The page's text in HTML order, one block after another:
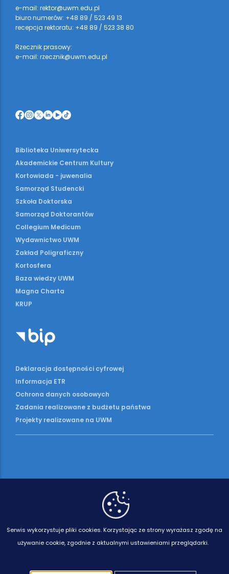
e-mail: rektor@uwm.edu.pl
biuro numerów: +48 89 / 523 49 13
recepcja rektoratu: +48 89 / 523 38 80
Rzecznik prasowy:
e-mail: rzecznik@uwm.edu.pl
Biblioteka Uniwersytecka
Akademickie Centrum Kultury
Kortowiada - juwenalia
Samorząd Studencki
Szkoła Doktorska
Samorząd Doktorantów
Collegium Medicum
Wydawnictwo UWM
Zakład Poligraficzny
Kortosfera
Baza wiedzy UWM
Magna Charta
KRUP
Deklaracja dostępności cyfrowej
Informacja ETR
Ochrona danych osobowych
Zadania realizowane z budżetu państwa
Projekty realizowane na UWM
Serwis wykorzystuje pliki cookies. Korzystając ze strony wyrażasz zgodę na
używanie cookie, zgodnie z aktualnymi ustawieniami przeglądarki.